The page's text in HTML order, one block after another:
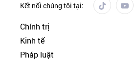
Kết nối chúng tôi tại:
Chính trị
Kinh tế
Pháp luật